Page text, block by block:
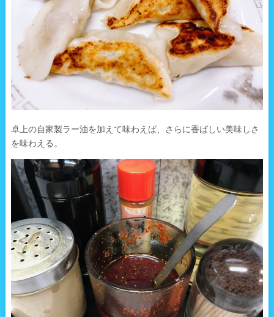
卓上の自家製ラー油を加えて味わえば、さらに香ばしい美味しさ
を味わえる。